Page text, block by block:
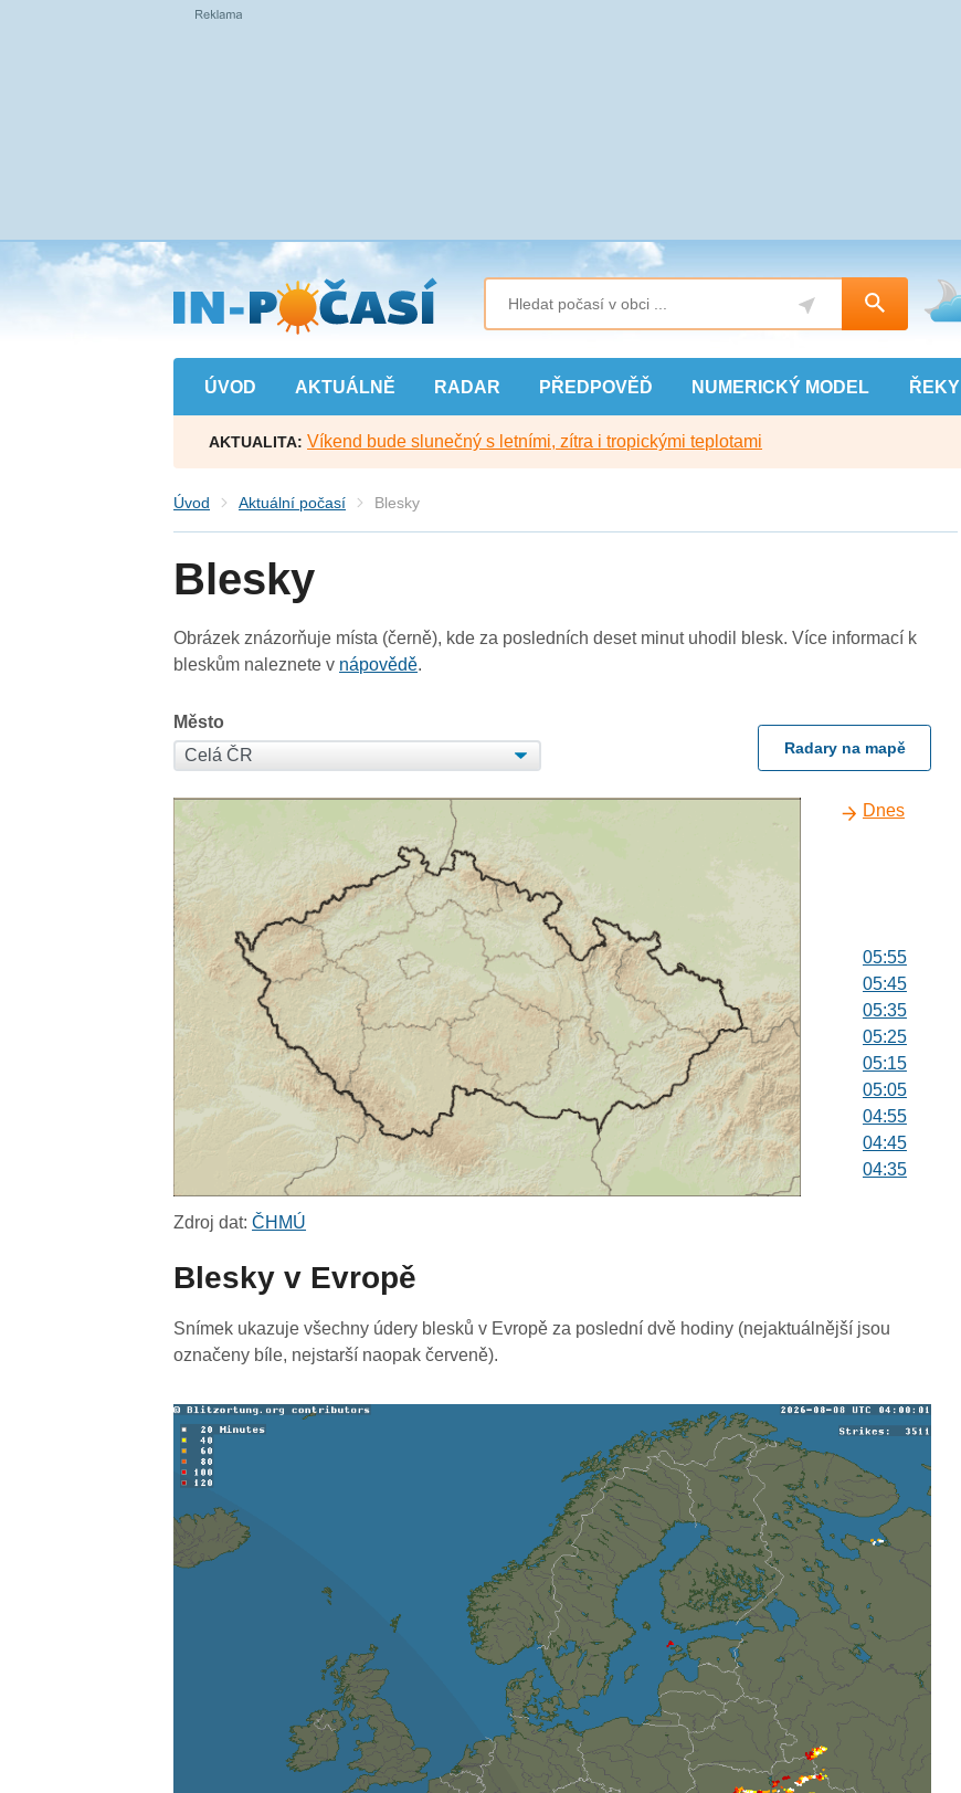
Přejít
na
hlavní
obsah
ÚVOD AKTUÁLNĚ RADAR PŘEDPOVĚĎ NUMERICKÝ MODEL ŘEKY
AKTUALITA: Víkend bude slunečný s letními, zítra i tropickými teplotami
Úvod Aktuální počasí Blesky
Blesky
Obrázek znázorňuje místa (černě), kde za posledních deset minut uhodil blesk. Více informací k
bleskům naleznete v nápovědě.
Město
Radary na mapě
Dnes
05:55
05:45
05:35
05:25
05:15
05:05
04:55
04:45
04:35
03:35
03:05
02:55
Zdroj dat:ČHMÚ
Blesky v Evropě
Snímek ukazuje všechny údery blesků v Evropě za poslední dvě hodiny (nejaktuálnější jsou
označeny bíle, nejstarší naopak červeně).